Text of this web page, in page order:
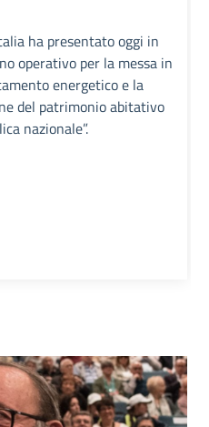
ha presentato oggi in
operativo per la messa in
energetico e la
del patrimonio abitativo
nazionale”.